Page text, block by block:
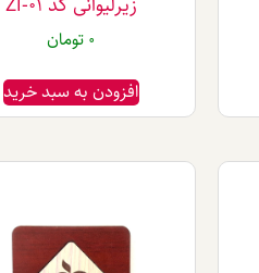
0 تومان
افزودن به سبد خرید